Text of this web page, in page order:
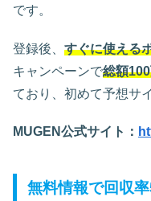
です。
登録後、 すぐに使える
キャンペーンで総額
ており、初めて予想サ
MUGEN公式サイト：
無料情報で回収